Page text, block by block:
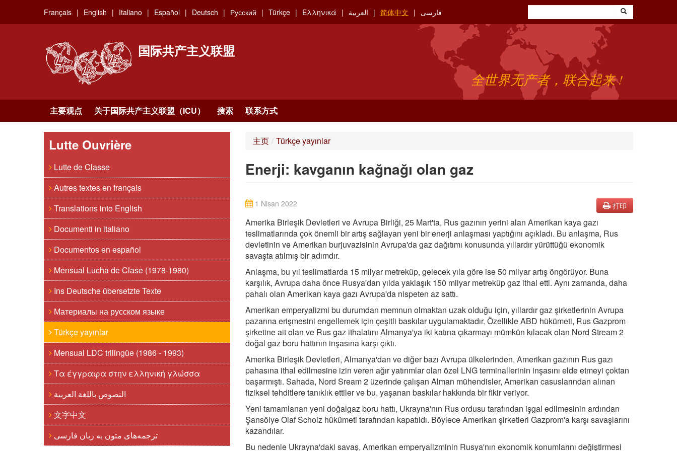
main
Français English Italiano Español Deutsch Русский Türkçe Ελληνικά العربية 简体中文 فارسی
国际共产主义联盟
全世界无产者，联合起来 !
主要观点 关于国际共产主义联盟（ICU） 搜索 联系方式
Lutte Ouvrière
Lutte de Classe
Autres textes en français
Translations into English
Documenti in italiano
Documentos en español
Mensual Lucha de Clase (1978-1980)
Ins Deutsche übersetzte Texte
Материалы на русском языке
Türkçe yayınlar
Mensual LDC trilingüe (1986 - 1993)
Τα έγγραφα στην ελληνική γλώσσα
النصوص باللغة العربية
文字中文
ترجمه‌های متون به زبان فارسی
主页 / Türkçe yayınlar
Enerji: kavganın kağnağı olan gaz
打印
1 Nisan 2022
Amerika Birleşik Devletleri ve Avrupa Birliği, 25 Mart'ta, Rus gazının yerini alan Amerikan kaya gazı
teslimatlarında çok önemli bir artış sağlayan yeni bir enerji anlaşması yaptığını açıkladı. Bu anlaşma, Rus
devletinin ve Amerikan burjuvazisinin Avrupa'da gaz dağıtımı konusunda yıllardır yürüttüğü ekonomik
savaşta atılmış bir adımdır.
Anlaşma, bu yıl teslimatlarda 15 milyar metreküp, gelecek yıla göre ise 50 milyar artış öngörüyor. Buna
karşılık, Avrupa daha önce Rusya'dan yılda yaklaşık 150 milyar metreküp gaz ithal etti. Aynı zamanda, daha
pahalı olan Amerikan kaya gazı Avrupa'da nispeten az sattı.
Amerikan emperyalizmi bu durumdan memnun olmaktan uzak olduğu için, yıllardır gaz şirketlerinin Avrupa
pazarına erişmesini engellemek için çeşitli baskılar uygulamaktadır. Özellikle ABD hükümeti, Rus Gazprom
şirketine ait olan ve Rus gaz ithalatını Almanya'ya iki katına çıkarmayı mümkün kılacak olan Nord Stream 2
doğal gaz boru hattının inşasına karşı çıktı.
Amerika Birleşik Devletleri, Almanya'dan ve diğer bazı Avrupa ülkelerinden, Amerikan gazının Rus gazı
pahasına ithal edilmesine izin veren ağır yatırımlar olan özel LNG terminallerinin inşasını elde etmeyi çoktan
başarmıştı. Sahada, Nord Sream 2 üzerinde çalışan Alman mühendisler, Amerikan casuslarından alınan
fiziksel tehditlere tanıklık ettiler ve bu, yaşanan baskılar hakkında bir fikir veriyor.
Yeni tamamlanan yeni doğalgaz boru hattı, Ukrayna'nın Rus ordusu tarafından işgal edilmesinin ardından
Şansölye Olaf Scholz hükümeti tarafından kapatıldı. Böylece Amerikan şirketleri Gazprom'a karşı savaşlarını
kazandılar.
Bu nedenle Ukrayna'daki savaş, Amerikan emperyalizminin Rusya'nın ekonomik konumlarını değiştirmesi